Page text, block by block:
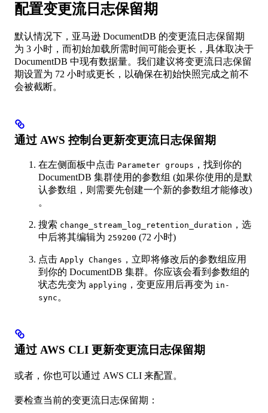
配置变更流日志保留期
默认情况下，亚马逊 DocumentDB 的变更流日志保留期
为 3 小时，而初始加载所需时间可能会更长，具体取决于
DocumentDB 中现有数据量。我们建议将变更流日志保留
期设置为 72 小时或更长，以确保在初始快照完成之前不
会被截断。
通过 AWS 控制台更新变更流日志保留期
在左侧面板中点击 Parameter groups ，找到你的
DocumentDB 集群使用的参数组 (如果你使用的是默
认参数组，则需要先创建一个新的参数组才能修改)
。
搜索 change_stream_log_retention_duration ，选
中后将其编辑为 259200 (72 小时)
点击 Apply Changes ，立即将修改后的参数组应用
到你的 DocumentDB 集群。你应该会看到参数组的
状态先变为 applying ，变更应用后再变为 in-
sync 。
通过 AWS CLI 更新变更流日志保留期
或者，你也可以通过 AWS CLI 来配置。
要检查当前的变更流日志保留期：